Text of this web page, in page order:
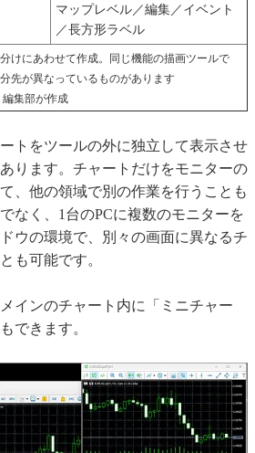
マップレベル／編集／イベント
／長方形ラベル
けにあわせて作成。同じ機能の描画ツールで
先が異なっているものがあります
集部が作成
トをツールの外に独立して表示させ
ります。チャートだけをモニターの
、他の領域で別の作業を行うことも
なく、1台のPCに複数のモニターを
ウの環境で、別々の画面に異なるチ
も可能です。
インのチャート内に「ミニチャー
できます。